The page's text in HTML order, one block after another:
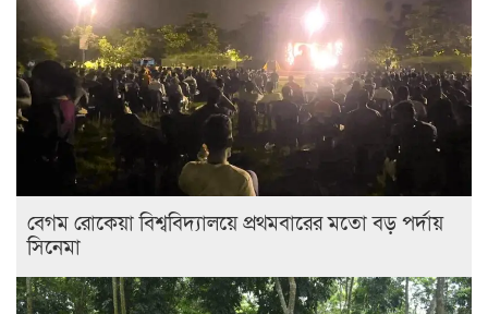
বেগম রোকেয়া বিশ্ববিদ্যালয়ে প্রথমবারের মতো বড় পর্দায়
সিনেমা